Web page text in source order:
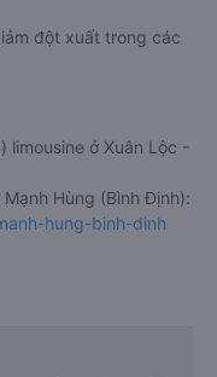
đột xuất trong các
limousine ở Xuân Lộc -
Hùng (Bình Định):
hung-binh-dinh